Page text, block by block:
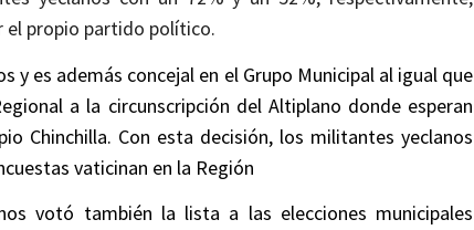
el propio partido político.
y es además concejal en el Grupo Municipal al igual que
a la circunscripción del Altiplano donde esperan
Chinchilla. Con esta decisión, los militantes yeclanos
vaticinan en la Región
votó también la lista a las elecciones municipales